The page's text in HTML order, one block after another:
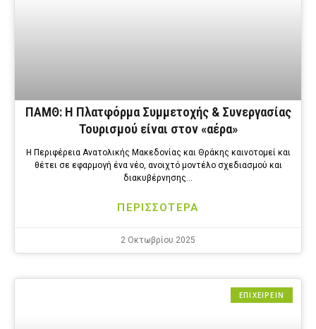
ΠΑΜΘ: H Πλατφόρμα Συμμετοχής & Συνεργασίας
Τουρισμού είναι στον «αέρα»
Η Περιφέρεια Ανατολικής Μακεδονίας και Θράκης καινοτομεί και
θέτει σε εφαρμογή ένα νέο, ανοιχτό μοντέλο σχεδιασμού και
διακυβέρνησης…
ΠΕΡΙΣΣΟΤΕΡΑ
2 Οκτωβρίου 2025
ΕΠΙΧΕΙΡΕΙΝ